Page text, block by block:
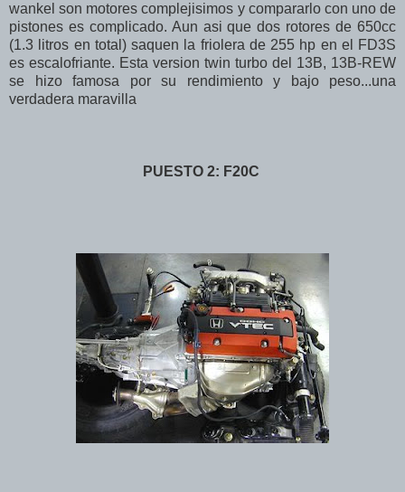
wankel son motores complejisimos y compararlo con uno de
pistones es complicado. Aun asi que dos rotores de 650cc
(1.3 litros en total) saquen la friolera de 255 hp en el FD3S
es escalofriante. Esta version twin turbo del 13B, 13B-REW
se hizo famosa por su rendimiento y bajo peso...una
verdadera maravilla
PUESTO 2: F20C